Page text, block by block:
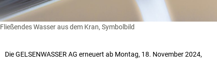
Fließendes Wasser aus dem Kran, Symbolbild
Die GELSENWASSER AG erneuert ab Montag, 18. November 2024,